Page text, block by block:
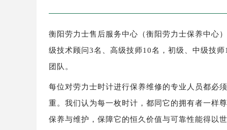
惠州市惠城区江北文昌一路7号华贸
厦门市思明区湖滨东路95号华润大
长沙市芙蓉区定王台街道建湘路393
郑州市二七区铭功路10号华润大厦
衡阳劳力士售后服务中心（衡阳劳力士保养中心
级技术顾问3名、高级技师10名，初级、中级技
团队。
每位对劳力士时计进行保养维修的专业人员都必
重。我们认为每一枚时计，都同它的拥有者一样
保养与维护，保障它的恒久价值与可靠性能得以世